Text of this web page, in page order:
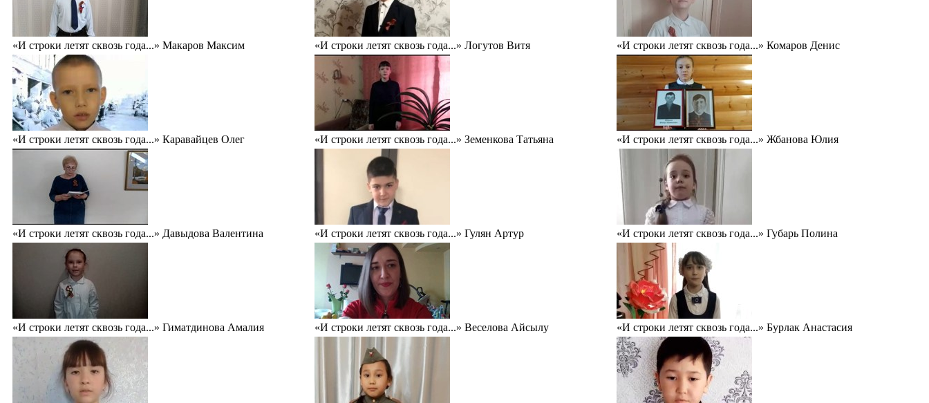
«И строки летят сквозь года...» Макаров Максим «И строки летят сквозь года...» Логутов Витя «И строки летят сквозь года...» Комаров Денис
«И строки летят сквозь года...» Каравайцев Олег «И строки летят сквозь года...» Земенкова Татьяна «И строки летят сквозь года...» Жбанова Юлия
«И строки летят сквозь года...» Давыдова Валентина «И строки летят сквозь года...» Гулян Артур «И строки летят сквозь года...» Губарь Полина
«И строки летят сквозь года...» Гиматдинова Амалия «И строки летят сквозь года...» Веселова Айсылу «И строки летят сквозь года...» Бурлак Анастасия